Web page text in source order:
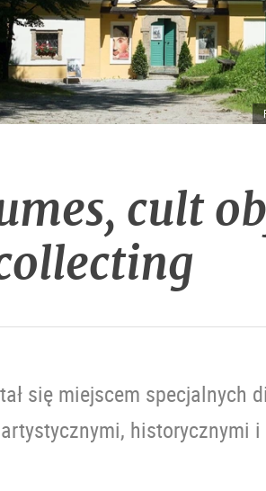
cult
się miejscem specjalnych
historycznymi i